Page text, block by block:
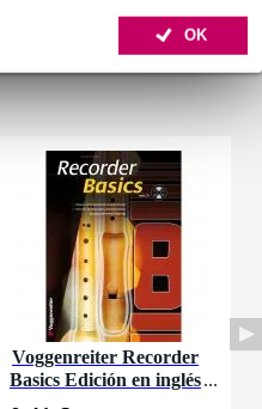
OK
Voggenreiter Recorder
Basics Edición en inglés